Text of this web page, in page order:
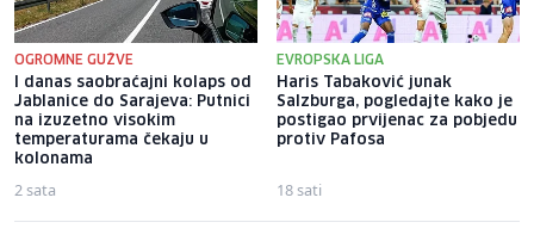
OGROMNE GUŽVE
I danas saobraćajni kolaps od
Jablanice do Sarajeva: Putnici
na izuzetno visokim
temperaturama čekaju u
kolonama
2 sata
EVROPSKA LIGA
Haris Tabaković junak
Salzburga, pogledajte kako je
postigao prvijenac za pobjedu
protiv Pafosa
18 sati